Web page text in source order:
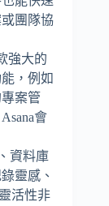
團隊協
強大的
，例如
案管
會
資料庫
靈感、
活性非